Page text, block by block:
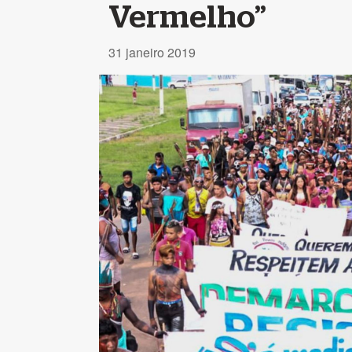
Vermelho”
31 janeiro 2019